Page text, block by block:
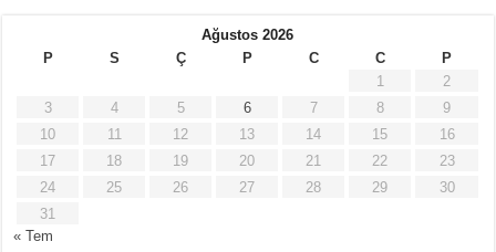
Ağustos 2026
P
S Ç P C C
P
1
2
3
4 5 6 7 8
9
10
11 12 13 14 15
16
17
18 19 20 21 22
23
24
25 26 27 28 29
30
31
« Tem